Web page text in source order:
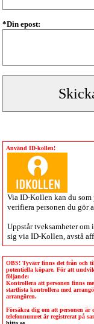
*Din epost:
Använd ID-kollen!
Via ID-Kollen kan du
verifiera personen du gör
Uppstår tveksamheter
sig via ID-Kollen , avstå
OBS! Tyvärr finns det från och
potentiella köpare. För att
följande:
Kontrollera att personen finns
startlista kontrollera med
arrangören.
Försäkra dig om att personen är
telefonnumret är registrerat på